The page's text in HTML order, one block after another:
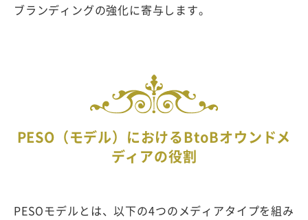
ブランディングの強化に寄与します。
PESO（モデル）におけるBtoBオウンドメ
ディアの役割
PESOモデルとは、以下の4つのメディアタイプを組み